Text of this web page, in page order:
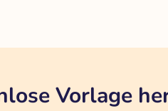
Vorlage